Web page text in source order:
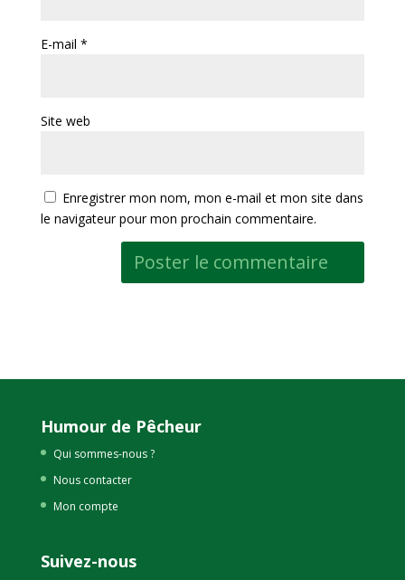
E-mail *
Site web
Enregistrer mon nom, mon e-mail et mon site dans
le navigateur pour mon prochain commentaire.
Humour de Pêcheur
Qui sommes-nous ?
Nous contacter
Mon compte
Suivez-nous